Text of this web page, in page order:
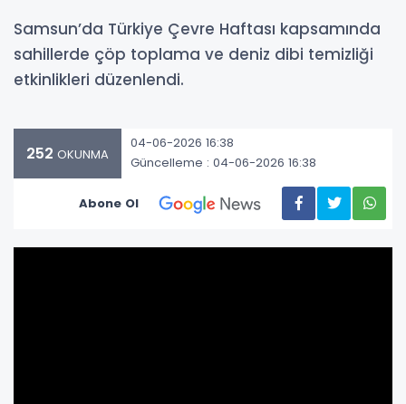
Samsun’da Türkiye Çevre Haftası kapsamında
sahillerde çöp toplama ve deniz dibi temizliği
etkinlikleri düzenlendi.
252 OKUNMA
04-06-2026 16:38
Güncelleme : 04-06-2026 16:38
Abone Ol